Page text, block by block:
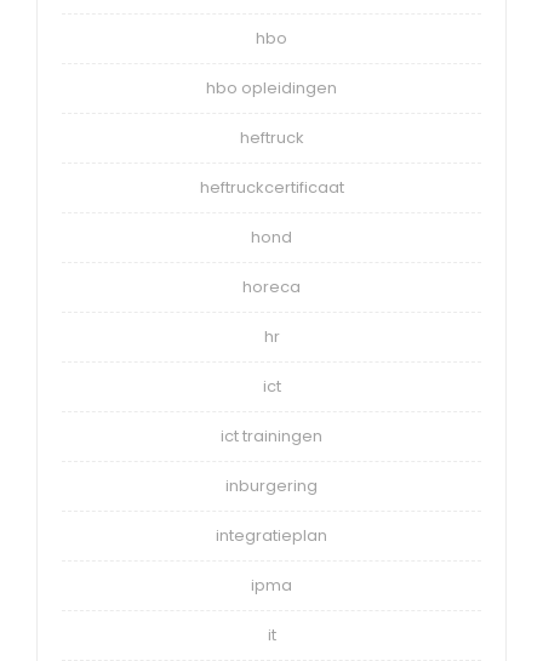
hbo
hbo opleidingen
heftruck
heftruckcertificaat
hond
horeca
hr
ict
ict trainingen
inburgering
integratieplan
ipma
it